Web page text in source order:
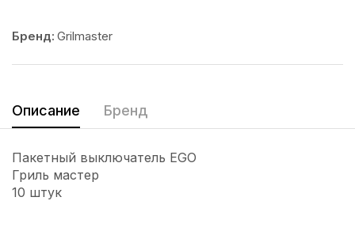
Бренд: Grilmaster
Описание Бренд
Пакетный выключатель EGO
Гриль мастер
10 штук